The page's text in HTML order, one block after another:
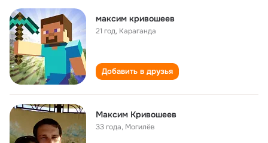
максим кривошеев
21 год, Караганда
Добавить в друзья
Максим Кривошеев
33 года, Могилёв